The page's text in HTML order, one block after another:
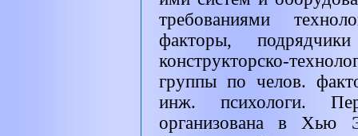
требованиями
факторы,
конструкторско-
группы по челов.
инж. психологи.
организована в Хью